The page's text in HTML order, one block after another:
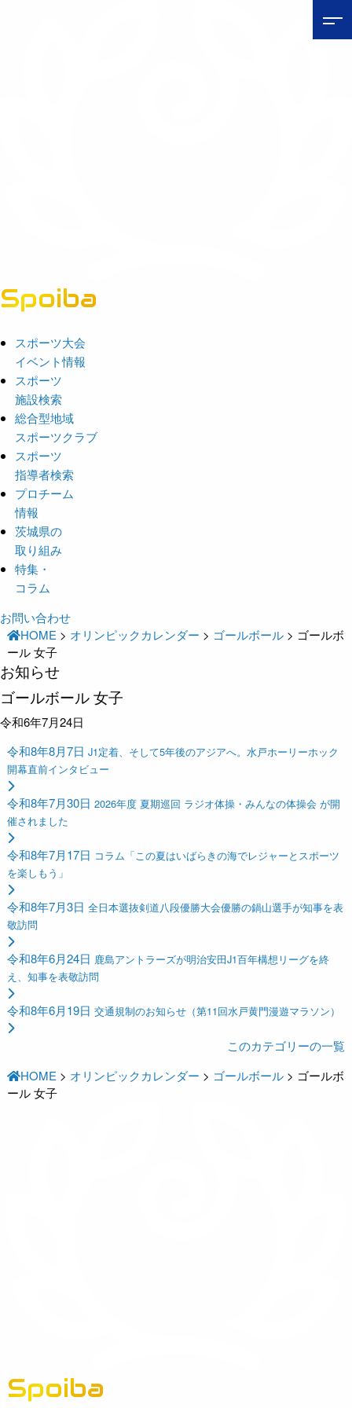
Spoiba
スポーツ大会
イベント情報
スポーツ
施設検索
総合型地域
スポーツクラブ
スポーツ
指導者検索
プロチーム
情報
茨城県の
取り組み
特集・
コラム
お問い合わせ
HOME > オリンピックカレンダー > ゴールボール > ゴールボ
ール 女子
お知らせ
ゴールボール 女子
令和6年7月24日
令和8年8月7日 J1定着、そして5年後のアジアへ。水戸ホーリーホック
開幕直前インタビュー
令和8年7月30日 2026年度 夏期巡回 ラジオ体操・みんなの体操会 が開
催されました
令和8年7月17日 コラム「この夏はいばらきの海でレジャーとスポーツ
を楽しもう」
令和8年7月3日 全日本選抜剣道八段優勝大会優勝の鍋山選手が知事を表
敬訪問
令和8年6月24日 鹿島アントラーズが明治安田J1百年構想リーグを終
え、知事を表敬訪問
令和8年6月19日 交通規制のお知らせ（第11回水戸黄門漫遊マラソン）
このカテゴリーの一覧
HOME > オリンピックカレンダー > ゴールボール > ゴールボ
ール 女子
Spoiba